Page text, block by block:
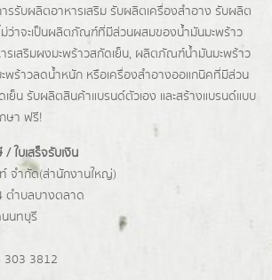
รรับผลิตอาหารเสริม รับผลิตเครื่องสำอาง รับผลิต
ม่ว่าจะเป็นผลิตภัณฑ์ที่มีส่วนผสมของน้ำมันมะพร้าว
ารเสริมผงมะพร้าวสกัดเย็น, ผลิตภัณฑ์น้ำมันมะพร้าว
พร้าวลดน้ำหนัก หรือเครื่องสำอางออแกนิคที่มีส่วน
ย็น รับผลิตสินค้าแบรนด์ตัวเอง และสร้างแบรนด์แบบ
ษา ฟรี!
ใบเสร็จรับเงิน
ท์ จำกัด(ส่านักงานใหญ่)
ตำบลบางตลาด
นทบุรี
303 3812